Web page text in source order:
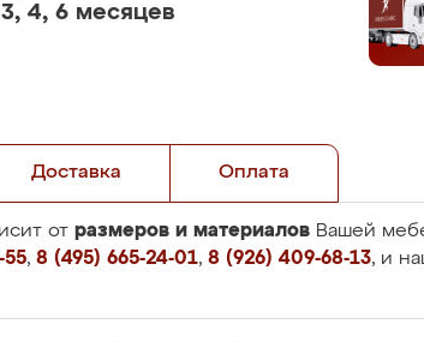
4, 6 месяцев
Доставка Оплата
от размеров и материалов Вашей
55, 8 (495) 665-24-01, 8 (926) 409-68-13, и